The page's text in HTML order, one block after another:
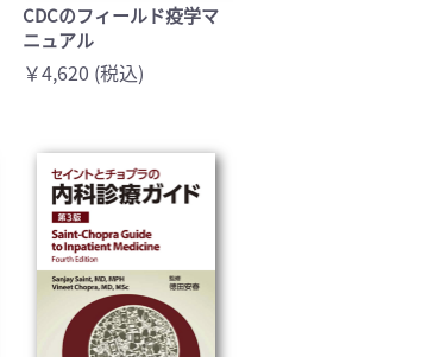
CDCのフィールド疫学マ
ニュアル
￥4,620 (税込)